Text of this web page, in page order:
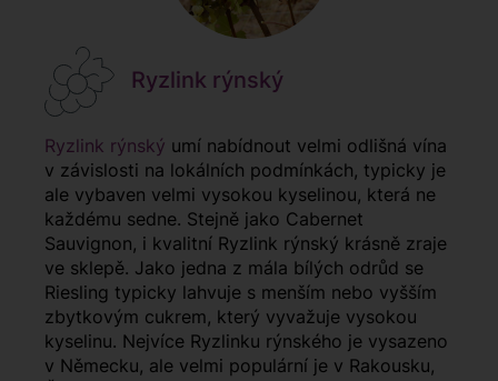
Ryzlink rýnský
Ryzlink rýnský umí nabídnout velmi odlišná vína
v závislosti na lokálních podmínkách, typicky je
ale vybaven velmi vysokou kyselinou, která ne
každému sedne. Stejně jako Cabernet
Sauvignon, i kvalitní Ryzlink rýnský krásně zraje
ve sklepě. Jako jedna z mála bílých odrůd se
Riesling typicky lahvuje s menším nebo vyšším
zbytkovým cukrem, který vyvažuje vysokou
kyselinu. Nejvíce Ryzlinku rýnského je vysazeno
v Německu, ale velmi populární je v Rakousku,